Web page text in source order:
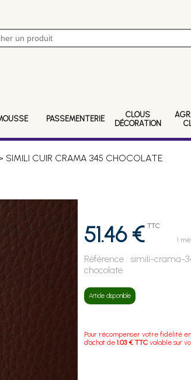
PASSEMENTERIE
CLOUS
DÉCORATION
SIMILI CUIR CRAMA 345 CHOCOLATE
51.46 € TTC
1
Référence : simili-crama-
chocolate
Article disponible
Pour récompenser votre fidélité
d'achat de1.03 € TTC valable sur